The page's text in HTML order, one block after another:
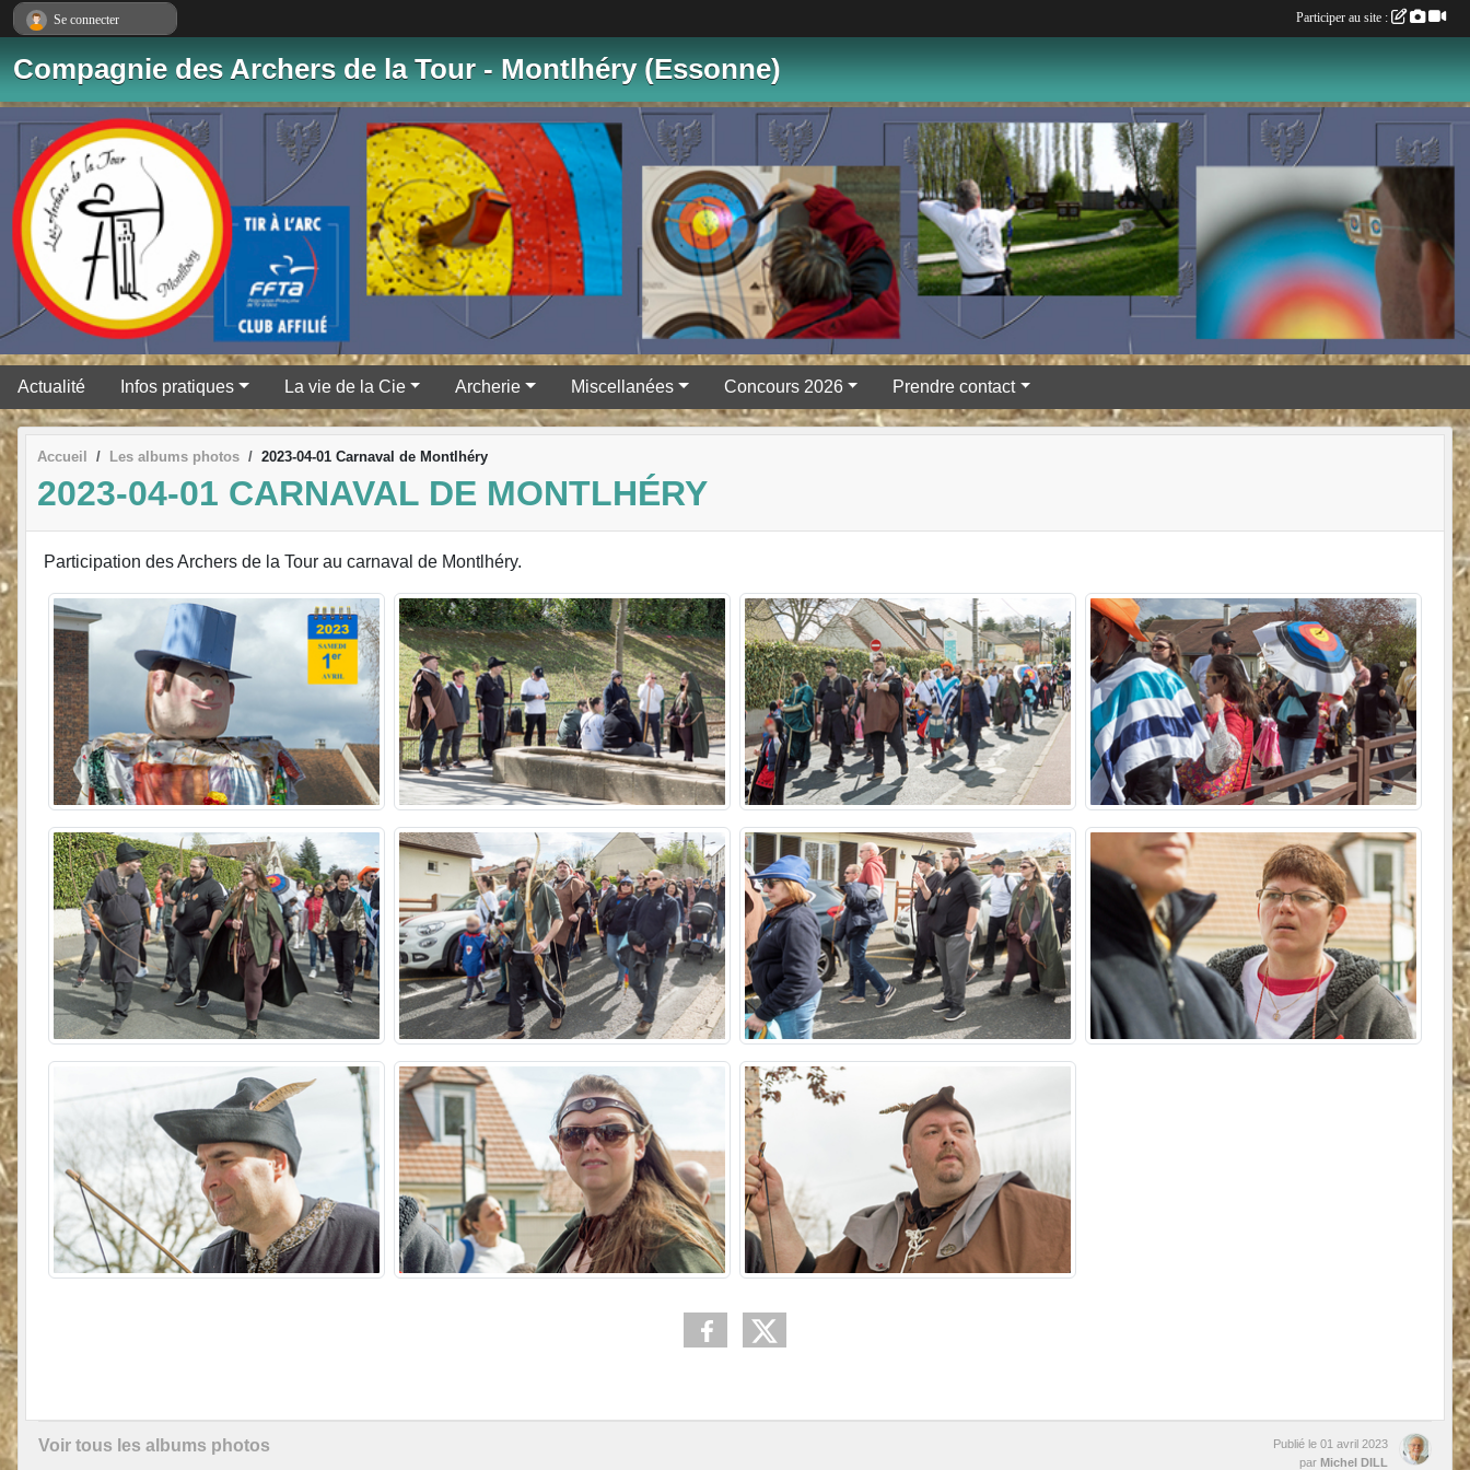
Compagnie des Archers de la Tour - Montlhéry (Essonne)
Actualité Infos pratiques La vie de la Cie Archerie Miscellanées Concours 2026 Prendre contact
Accueil Les albums photos 2023-04-01 Carnaval de Montlhéry
2023-04-01 CARNAVAL DE MONTLHÉRY
Participation des Archers de la Tour au carnaval de Montlhéry.
Voir tous les albums photos Publié le 01 avril 2023
par Michel DILL
Se connecter Participer au site :
Panneau de gestion des cookies